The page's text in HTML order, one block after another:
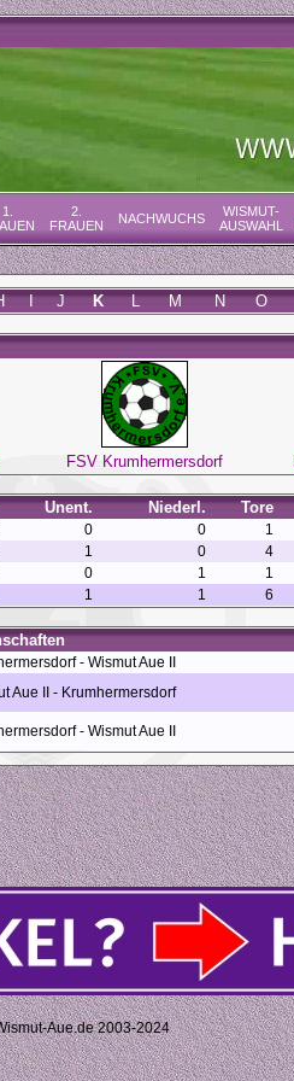
1.
2.
FRAUEN
NACHWUCHS
WISMUT-
AUSWAHL
I J K L M N O
FSV Krumhermersdorf
Unent. Niederl. Tore
0 0 1
1 0 4
0 1 1
1 1 6
- Wismut Aue II
Aue II - Krumhermersdorf
- Wismut Aue II
Aue.de 2003-2024